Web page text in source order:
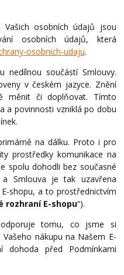
Vašich osobních údajů jsou
osobních údajů, která
osobnich-udaju.
nedílnou součástí Smlouvy.
v českém jazyce. Znění
měnit či doplňovat. Tímto
a povinnosti vzniklá po dobu
na dálku. Proto i pro
prostředky komunikace na
spolu dohodli bez současné
Smlouva je tak uzavřena
shopu, a to prostřednictvím
rozhraní E-shopu“).
tomu, co jsme si
nákupu na Našem E-
před Podmínkami